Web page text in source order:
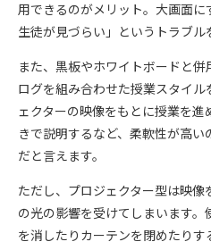
用できるのがメリット。大画面
生徒が見づらい」というトラブル
また、黒板やホワイトボードと
ログを組み合わせた授業スタイ
ェクターの映像をもとに授業を
きで説明するなど、柔軟性が高
だと言えます。
ただし、プロジェクター型は映
の光の影響を受けてしまいます
を消したりカーテンを閉めたり